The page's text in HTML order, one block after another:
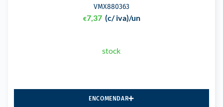
VMX880363
€7,37 (c/ iva)/un
stock
ENCOMENDAR